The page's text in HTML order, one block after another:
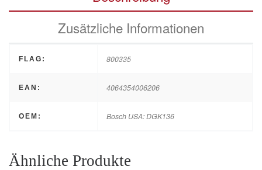
Zusätzliche Informationen
FLAG: 800335
EAN: 4064354006206
OEM: Bosch USA: DGK136
Ähnliche Produkte